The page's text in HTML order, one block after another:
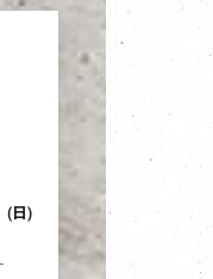
(日)